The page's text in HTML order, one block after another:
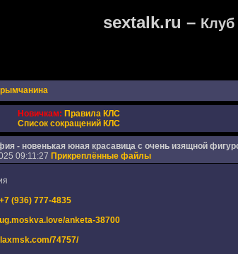
sextalk.ru –
Новичкам: Правила КЛС
Список сокращений КЛС
- новенькая юная красавица с очень изящной
09:11:27 Прикреплённые файлы
+7 (936) 777-4835
anketa-38700
74757/